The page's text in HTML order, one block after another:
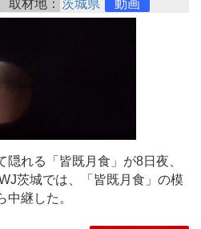
取材地： 茨城県 動画
れる「皆既月食」が8日夜、
茨城では、「皆既月食」の模
継した。